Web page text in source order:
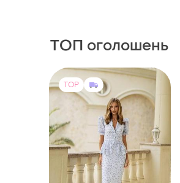
ТОП оголошень
TOP